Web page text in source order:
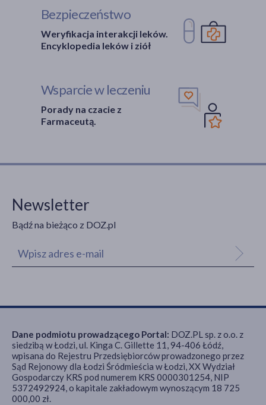
Bezpieczeństwo
Weryfikacja interakcji leków.
Encyklopedia leków i ziół
Wsparcie w leczeniu
Porady na czacie z
Farmaceutą.
Newsletter
Bądź na bieżąco z DOZ.pl
Dane podmiotu prowadzącego Portal: DOZ.PL sp. z o.o. z
siedzibą w Łodzi, ul. Kinga C. Gillette 11, 94-406 Łódź,
wpisana do Rejestru Przedsiębiorców prowadzonego przez
Sąd Rejonowy dla Łodzi Śródmieścia w Łodzi, XX Wydział
Gospodarczy KRS pod numerem KRS 0000301254, NIP
5372492924, o kapitale zakładowym wynoszącym 18 725
000,00 zł.